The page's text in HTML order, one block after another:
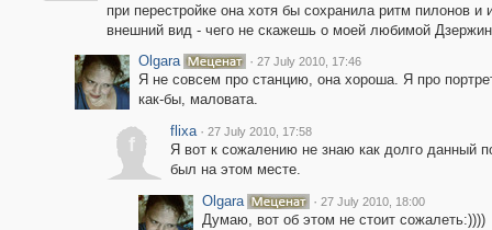
при перестройке она хотя бы сохранила ритм пилонов и
внешний вид - чего не скажешь о моей любимой
Olgara
· 27 July 2010, 17:46
Я не совсем про станцию, она хороша. Я про
как-бы, маловата.
f
flixa · 27 July 2010, 17:58
Я вот к сожалению не знаю как долго данный
был на этом месте.
Olgara
· 27 July 2010, 18:00
Думаю, вот об этом не стоит сожалеть:))))